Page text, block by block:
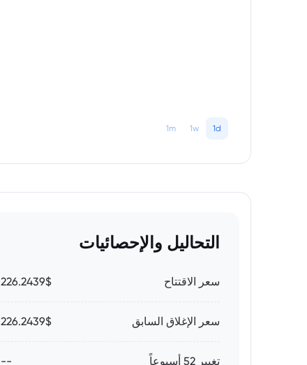
1d
1w
1m
التحاليل والإحصائيات
سعر الاقتتاح 226.2439$
سعر الإغلاق السابق 226.2439$
تغيير 52 أسبوعاً --